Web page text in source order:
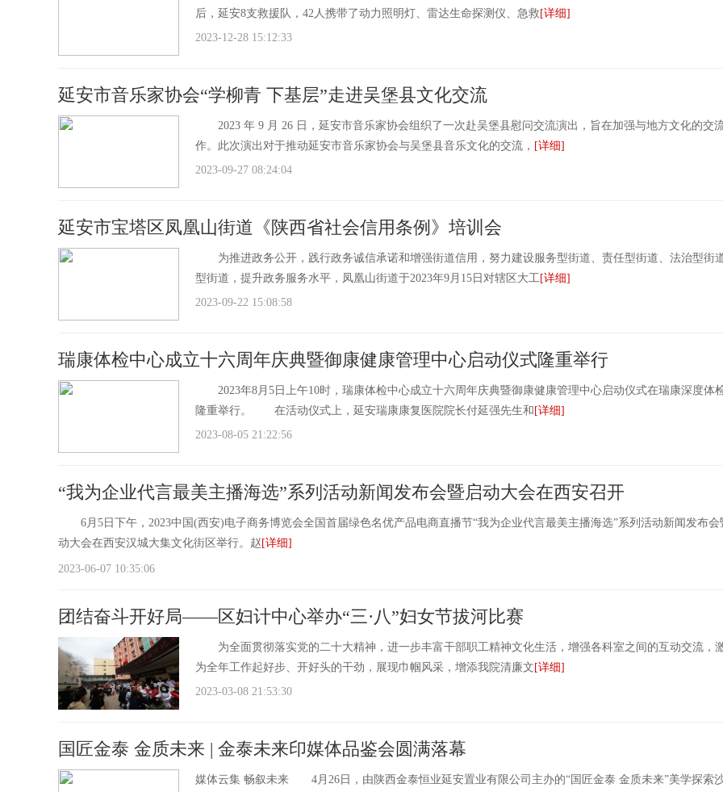
后，延安8支救援队，42人携带了动力照明灯、雷达生命探测仪、急救 [详细]
2023-12-28 15:12:33
延安市音乐家协会“学柳青 下基层”走进吴堡县文化交流
2023 年 9 月 26 日，延安市音乐家协会组织了一次赴吴堡县慰问交流演出，旨在加强与地方文化的交
作。此次演出对于推动延安市音乐家协会与吴堡县音乐文化的交流， [详细]
2023-09-27 08:24:04
延安市宝塔区凤凰山街道《陕西省社会信用条例》培训会
为推进政务公开，践行政务诚信承诺和增强街道信用，努力建设服务型街道、责任型街道、法治型街
型街道，提升政务服务水平，凤凰山街道于2023年9月15日对辖区大工[详细]
2023-09-22 15:08:58
瑞康体检中心成立十六周年庆典暨御康健康管理中心启动仪式隆重举行
2023年8月5日上午10时，瑞康体检中心成立十六周年庆典暨御康健康管理中心启动仪式在瑞康深度体
隆重举行。 在活动仪式上，延安瑞康康复医院院长付延强先生和 [详细]
2023-08-05 21:22:56
“我为企业代言最美主播海选”系列活动新闻发布会暨启动大会在西安召开
6月5日下午，2023中国(西安)电子商务博览会全国首届绿色名优产品电商直播节“我为企业代言最美主播海选”系列活动新闻发布会
动大会在西安汉城大集文化街区举行。赵 [详细]
2023-06-07 10:35:06
团结奋斗开好局——区妇计中心举办“三·八”妇女节拔河比赛
为全面贯彻落实党的二十大精神，进一步丰富干部职工精神文化生活，增强各科室之间的互动交流，
为全年工作起好步、开好头的干劲，展现巾帼风采，增添我院清廉文 [详细]
2023-03-08 21:53:30
国匠金泰 金质未来 | 金泰未来印媒体品鉴会圆满落幕
媒体云集 畅叙未来 4月26日，由陕西金泰恒业延安置业有限公司主办的“国匠金泰 金质未来”美学探索